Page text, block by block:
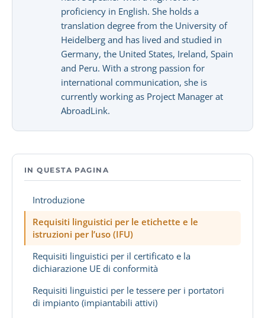
proficiency in English. She holds a
translation degree from the University of
Heidelberg and has lived and studied in
Germany, the United States, Ireland, Spain
and Peru. With a strong passion for
international communication, she is
currently working as Project Manager at
AbroadLink.
IN QUESTA PAGINA
Introduzione
Requisiti linguistici per le etichette e le
istruzioni per l’uso (IFU)
Requisiti linguistici per il certificato e la
dichiarazione UE di conformità
Requisiti linguistici per le tessere per i portatori
di impianto (impiantabili attivi)